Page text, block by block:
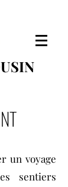
un voyage
sentiers